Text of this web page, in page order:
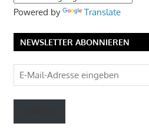
Powered by Translate
NEWSLETTER ABONNIEREN
E-
Mail-
Adresse